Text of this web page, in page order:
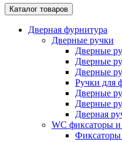
Каталог товаров
Дверная фурнитура
Дверные ручки
Дверные
Дверные
Дверные
Ручки для
Дверные
Дверные
Дверная
WC фиксаторы и
Фиксаторы